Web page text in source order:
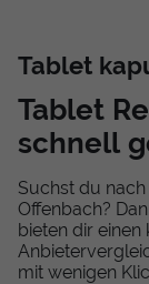
Tablet
Tablet
schnell
Suchst du
Offenbach?
bieten dir
mit wenigen